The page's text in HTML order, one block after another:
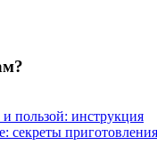
пользой: инструкция
приготовления